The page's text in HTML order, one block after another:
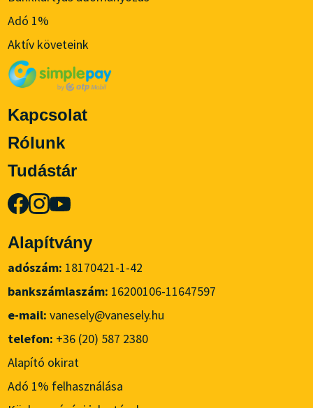
Adó 1%
Aktív követeink
Kapcsolat
Rólunk
Tudástár
Alapítvány
adószám: 18170421-1-42
bankszámlaszám: 16200106-11647597
e-mail:vanesely@vanesely.hu
telefon: +36 (20) 587 2380
Alapító okirat
Adó 1% felhasználása